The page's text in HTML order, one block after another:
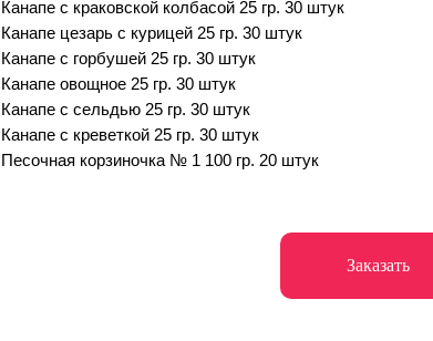
Канапе с краковской колбасой 25 гр. 30 штук
Канапе цезарь с курицей 25 гр. 30 штук
Канапе с горбушей 25 гр. 30 штук
Канапе овощное 25 гр. 30 штук
Канапе с сельдью 25 гр. 30 штук
Канапе с креветкой 25 гр. 30 штук
Песочная корзиночка № 1 100 гр. 20 штук
Заказать